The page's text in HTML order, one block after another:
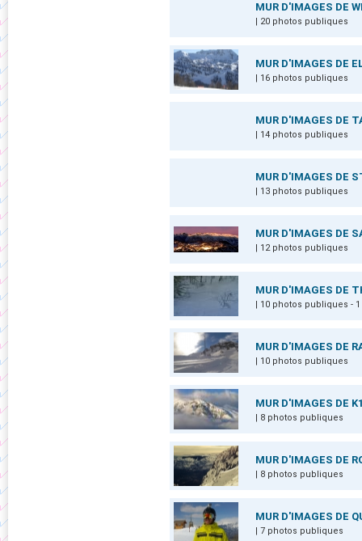
MUR D'IMAGES DE
| 20 photos publiques
MUR D'IMAGES DE
| 16 photos publiques
MUR D'IMAGES DE
| 14 photos publiques
MUR D'IMAGES DE
| 13 photos publiques
MUR D'IMAGES DE
| 12 photos publiques
MUR D'IMAGES DE
| 10 photos publiques -
MUR D'IMAGES DE
| 10 photos publiques
MUR D'IMAGES DE
| 8 photos publiques
MUR D'IMAGES DE
| 8 photos publiques
MUR D'IMAGES DE
| 7 photos publiques